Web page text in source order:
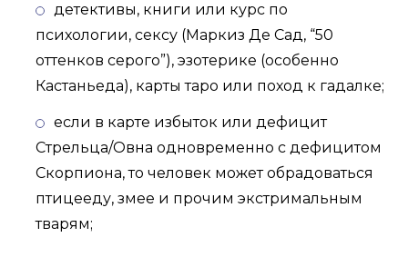
детективы, книги или курс по
психологии, сексу (Маркиз Де Сад, “50
оттенков серого”), эзотерике (особенно
Кастаньеда), карты таро или поход к гадалке;
если в карте избыток или дефицит
Стрельца/Овна одновременно с дефицитом
Скорпиона, то человек может обрадоваться
птицееду, змее и прочим экстримальным
тварям;